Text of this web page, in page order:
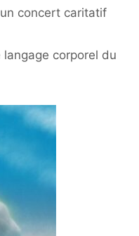
concert caritatif
corporel du